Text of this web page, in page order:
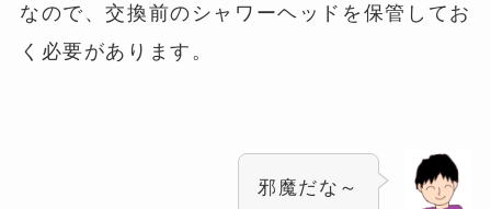
なので、交換前のシャワーヘッドを保管してお
く必要があります。
邪魔だな～